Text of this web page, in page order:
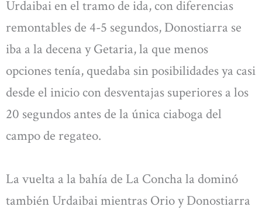
Urdaibai en el tramo de ida, con diferencias
remontables de 4-5 segundos, Donostiarra se
iba a la decena y Getaria, la que menos
opciones tenía, quedaba sin posibilidades ya casi
desde el inicio con desventajas superiores a los
20 segundos antes de la única ciaboga del
campo de regateo.
La vuelta a la bahía de La Concha la dominó
también Urdaibai mientras Orio y Donostiarra